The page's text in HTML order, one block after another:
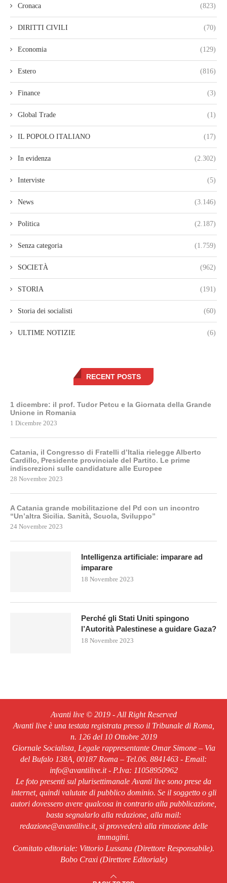
Cronaca (823)
DIRITTI CIVILI (70)
Economia (129)
Estero (816)
Finance (3)
Global Trade (1)
IL POPOLO ITALIANO (17)
In evidenza (2.302)
Interviste (5)
News (3.146)
Politica (2.187)
Senza categoria (1.759)
SOCIETÀ (962)
STORIA (191)
Storia dei socialisti (60)
ULTIME NOTIZIE (6)
RECENT POSTS
1 dicembre: il prof. Tudor Petcu e la Giornata della Grande
Unione in Romania
1 Dicembre 2023
Catania, il Congresso di Fratelli d’Italia rielegge Alberto
Cardillo, Presidente provinciale del Partito. Le prime
indiscrezioni sulle candidature alle Europee
28 Novembre 2023
A Catania grande mobilitazione del Pd con un incontro
“Un’altra Sicilia. Sanità, Scuola, Sviluppo”
24 Novembre 2023
Intelligenza artificiale: imparare ad
imparare
18 Novembre 2023
Perché gli Stati Uniti spingono
l’Autorità Palestinese a guidare Gaza?
18 Novembre 2023
Avanti live © 2019 - All Right Reserved
Avanti live è una testata registrata presso il Tribunale di Roma,
n. 126 del 10 Ottobre 2019
Giornale Socialista, Legale rappresentante Omar Simone – Via
del Bufalo 138A, 00187 Roma – Tel.06. 8841463 - Email:
info@avantilive.it - P.Iva: 11058950962
Le foto presenti sul plurisettimanale Avanti live sono prese da
internet, quindi valutate di pubblico dominio. Se il soggetto o gli
autori dovessero avere qualcosa in contrario alla pubblicazione,
basta segnalarlo alla redazione, alla mail:
redazione@avantilive.it, si provvederà alla rimozione delle
immagini.
Comitato editoriale: Vittorio Lussana (Direttore Responsabile).
Bobo Craxi (Direttore Editoriale)